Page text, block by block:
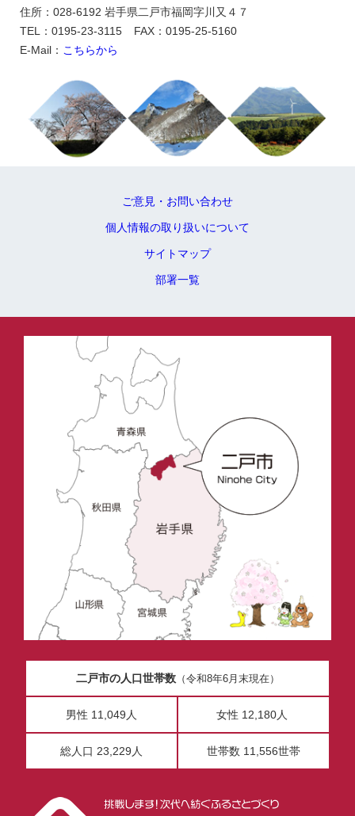
住所：028-6192 岩手県二戸市福岡字川又４７
TEL：0195-23-3115
FAX：0195-25-5160
E-Mail： こちらから
ご意見・お問い合わせ
個人情報の取り扱いについて
サイトマップ
部署一覧
二戸市の人口世帯数（令和8年6月末現在）
男性 11,049人 女性 12,180人
総人口 23,229人 世帯数 11,556世帯